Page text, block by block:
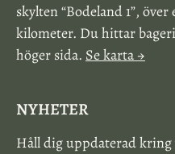
skylten “Bodeland 1”,
kilometer. Du hittar
höger sida. Se karta →
NYHETER
Håll dig uppdaterad kring